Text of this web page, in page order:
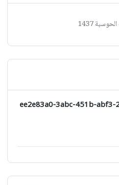
1437
ee2e83a0-3abc-451b-